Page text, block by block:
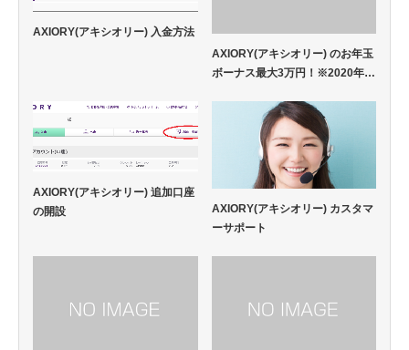
AXIORY(アキシオリー) 入金方法
AXIORY(アキシオリー) のお年玉
ボーナス最大3万円！※2020年…
AXIORY(アキシオリー) 追加口座
の開設
AXIORY(アキシオリー) カスタマ
ーサポート